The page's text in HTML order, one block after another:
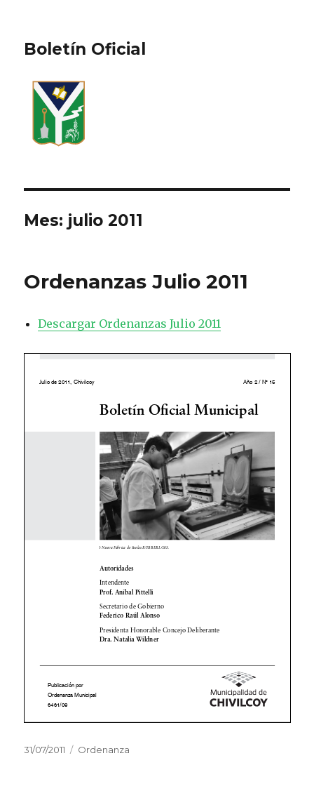
Boletín Oficial
Mes: julio 2011
Ordenanzas Julio 2011
Descargar Ordenanzas Julio 2011
Publicado
31/07/2011 Categorías
Ordenanza